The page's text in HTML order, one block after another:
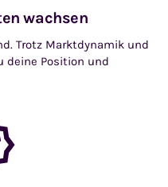
wachsen
Trotz Marktdynamik und
deine Position und